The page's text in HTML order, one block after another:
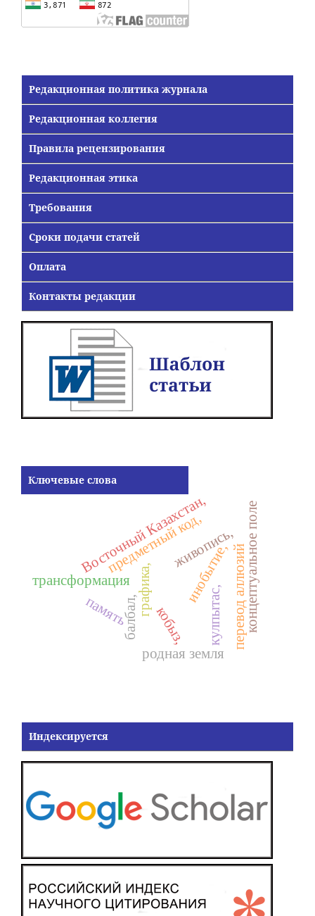
Редакционная политика журнала
Редакционная коллегия
Правила рецензирования
Редакционная этика
Требования
Сроки подачи статей
Оплата
Контакты редакции
Ключевые слова
живопись,
графика,
кобыз,
балбал, кулпытас,
предметный код,инобытие,
память перевод аллюзий
трансформация
Восточный Казахстан, концептуальное поле
родная земля
Индексируется